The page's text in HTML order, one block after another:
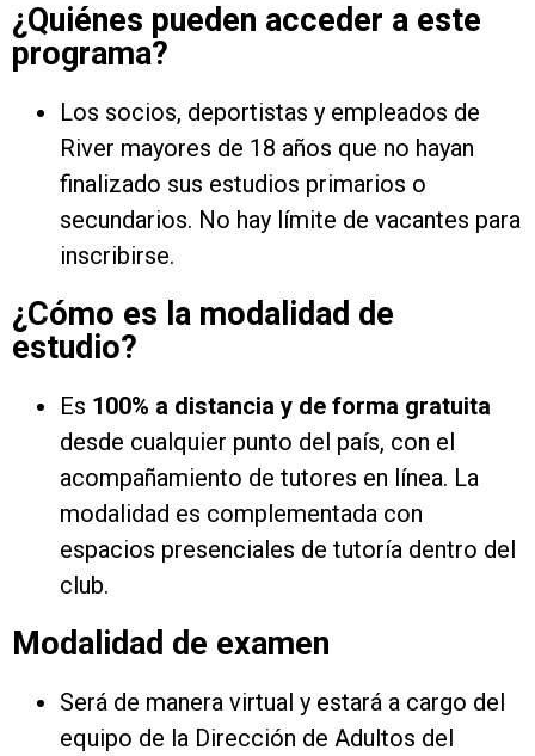
¿Quiénes pueden acceder a este
programa?
Los socios, deportistas y empleados de
River mayores de 18 años que no hayan
finalizado sus estudios primarios o
secundarios. No hay límite de vacantes para
inscribirse.
¿Cómo es la modalidad de
estudio?
Es 100% a distancia y de forma gratuita
desde cualquier punto del país, con el
acompañamiento de tutores en línea. La
modalidad es complementada con
espacios presenciales de tutoría dentro del
club.
Modalidad de examen
Será de manera virtual y estará a cargo del
equipo de la Dirección de Adultos del